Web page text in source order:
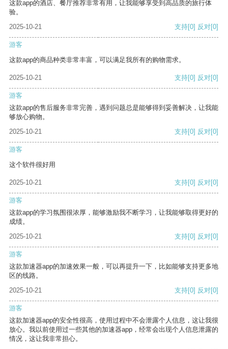
这款app的酒店、餐厅推荐非常有用，让我能够享受到高品质的旅行体
验。
2025-10-21
支持[0] 反对[0]
游客
这款app的商品种类非常丰富，可以满足我所有的购物需求。
2025-10-21 支持[0] 反对[0]
游客
这款app的售后服务非常完善，遇到问题总是能够得到妥善解决，让我能
够放心购物。
2025-10-21
支持[0] 反对[0]
游客
这个软件很好用
2025-10-21 支持[0] 反对[0]
游客
这款app的学习氛围很浓厚，能够激励我不断学习，让我能够取得更好的
成绩。
2025-10-21
支持[0] 反对[0]
游客
这款加速器app的加速效果一般，可以再提升一下，比如能够支持更多地
区的线路。
2025-10-21
支持[0] 反对[0]
游客
这款加速器app的安全性很高，使用过程中不会泄露个人信息，这让我很
放心。我以前使用过一些其他的加速器app，经常会出现个人信息泄露的
情况，这让我非常担心。